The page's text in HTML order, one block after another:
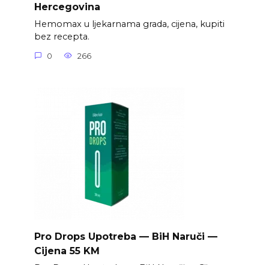
Hercegovina
Hemomax u ljekarnama grada, cijena, kupiti
bez recepta.
0 266
Pro Drops Upotreba — BiH Naruči —
Cijena 55 KM